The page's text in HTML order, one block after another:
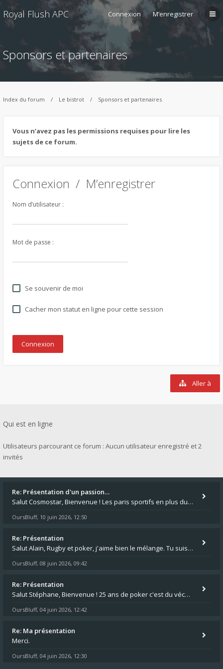
Royal Flush APC Connexion M’enregistrer
Sponsors et partenaires
Index du forum Le bistrot Sponsors et partenaires
Vous n’avez pas les permissions requises pour lire les
sujets de ce forum.
Connexion / M’enregistrer
Nom d’utilisateur :
Mot de passe :
Se souvenir de moi
Cacher mon statut en ligne pour cette session
Aller à
Qui est en ligne
Utilisateurs parcourant ce forum : Aucun utilisateur enregistré et 2
invités
Re: Présentation d'un passion…
Salut Cosmostar, Bienvenue ! Les paris sportifs en plus du poker, c'est ce que je fais aussi. Surtout la NBA, je mise su
OursBluff, 10 juin 2026, 12:50
Re: Présentation
Salut Alain, Rugby et poker, j'aime bien le mélange. Tu suis le rugby du coin ? Moi j'essaie d'aller voir des matchs de
OursBluff, 08 juin 2026, 09:42
Re: Présentation
Salut Stéphane, Bienvenue ! 25 ans de poker c'est du vécu quand même. Moi je suis relativementnouveau (2018) mais j'ai a
OursBluff, 04 juin 2026, 12:42
Re: Ma présentation
Merci.
OursBluff, 04 juin 2026, 12:30